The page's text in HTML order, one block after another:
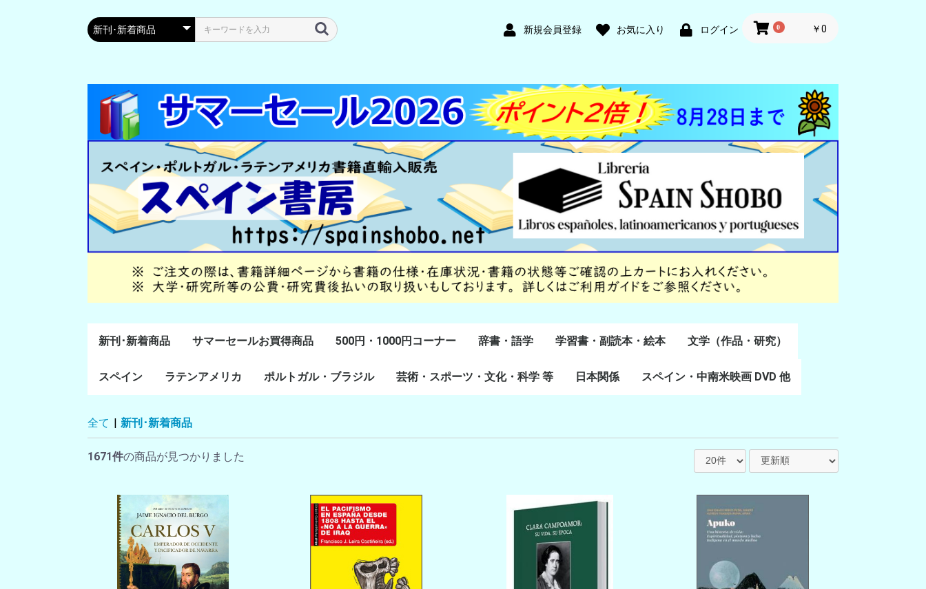
新規会員登録 お気に入り ログイン 0 ￥0
新刊･新着商品 サマーセールお買得商品 500円・1000円コーナー 辞書・語学
スペイン語
ポルトガル語
Lenguas Ibericas
Lenguas Indigenas
スペインの教科書
その他
学習書・副読本・絵本
学習教材
副読本教材
絵本・児童書
文学（作品・研究）
スペイン語文学
ポルトガル語文学
カタルーニャ文学
バスク文学
その他
スペイン
前半
ラテンアメリカ ポルトガル・ブラジル 芸術・スポーツ・文化・科学 等 日本関係 スペイン・中南米映画 DVD 他
全て | 新刊･新着商品
1671件の商品が見つかりました